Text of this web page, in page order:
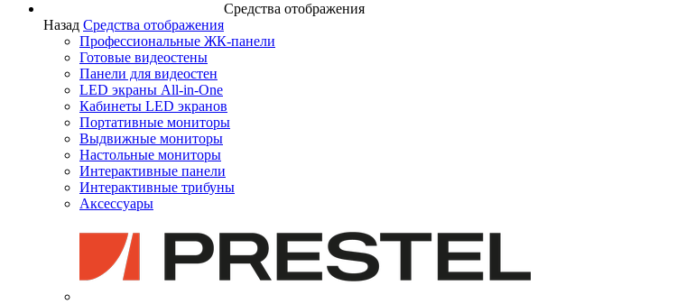
Средства отображения
Назад Средства отображения
Профессиональные ЖК-панели
Готовые видеостены
Панели для видеостен
LED экраны All-in-One
Кабинеты LED экранов
Портативные мониторы
Выдвижные мониторы
Настольные мониторы
Интерактивные панели
Интерактивные трибуны
Аксессуары